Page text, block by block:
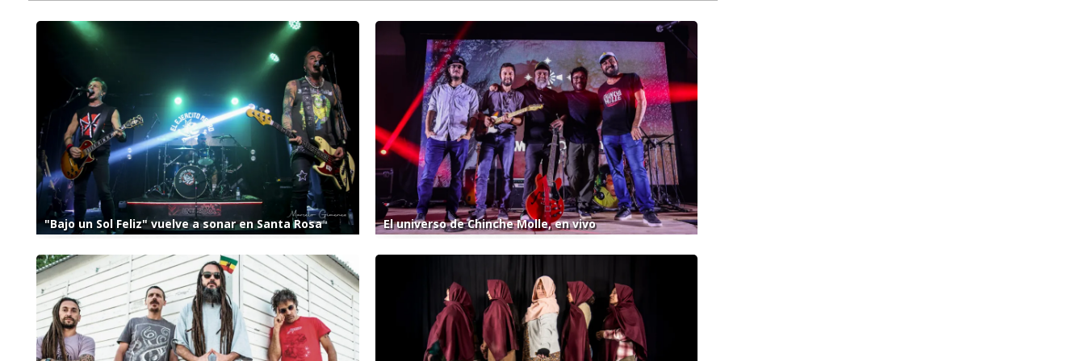
"Bajo un Sol Feliz" vuelve a sonar en Santa Rosa El universo de Chinche Molle, en vivo